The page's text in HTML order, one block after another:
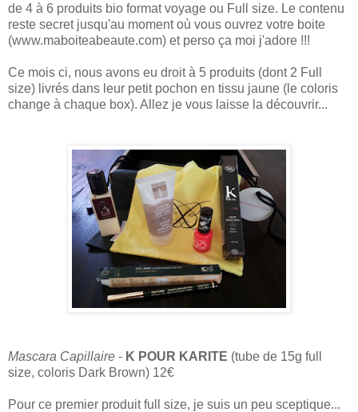
de 4 à 6 produits bio format voyage ou Full size. Le contenu
reste secret jusqu'au moment où vous ouvrez votre boite
(www.maboiteabeaute.com) et perso ça moi j'adore !!!
Ce mois ci, nous avons eu droit à 5 produits (dont 2 Full
size) livrés dans leur petit pochon en tissu jaune (le coloris
change à chaque box). Allez je vous laisse la découvrir...
Mascara Capillaire - K POUR KARITE (tube de 15g full
size, coloris Dark Brown) 12€
Pour ce premier produit full size, je suis un peu sceptique...